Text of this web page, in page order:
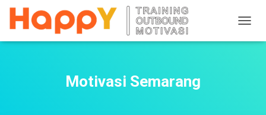
Motivasi Semarang